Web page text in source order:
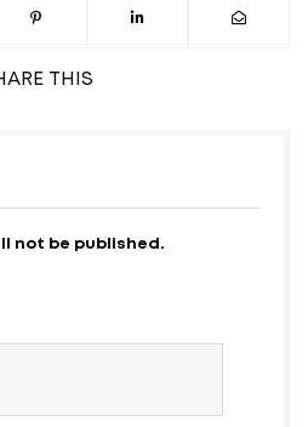
THIS
not be published.